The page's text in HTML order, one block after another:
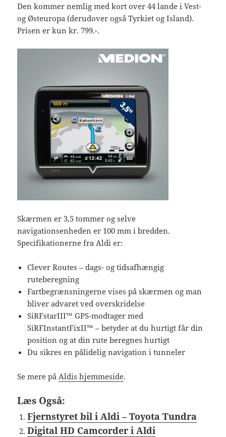
Den kommer nemlig med kort over 44 lande i Vest-
og Østeuropa (derudover også Tyrkiet og Island).
Prisen er kun kr. 799.-.
Skærmen er 3,5 tommer og selve
navigationsenheden er 100 mm i bredden.
Specifikationerne fra Aldi er:
Clever Routes – dags- og tidsafhængig
ruteberegning
Fartbegrænsningerne vises på skærmen og man
bliver advaret ved overskridelse
SiRFstarIII™ GPS-modtager med
SiRFInstantFixII™ – betyder at du hurtigt får din
position og at din rute beregnes hurtigt
Du sikres en pålidelig navigation i tunneler
Se mere på Aldis hjemmeside.
Læs Også:
Fjernstyret bil i Aldi – Toyota Tundra
Digital HD Camcorder i Aldi